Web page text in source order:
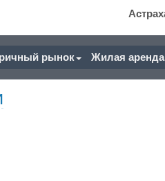
рынок Жилая аренда